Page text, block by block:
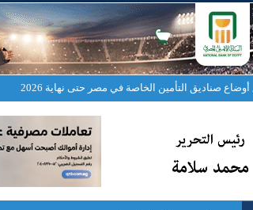
أوضاع صناديق التأمين الخاصة في مصر حتى نهاية 2026